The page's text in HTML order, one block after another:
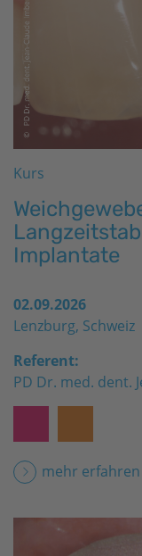
Kurs
Implantate
02.09.2026
Lenzburg, Schweiz
Referent:
PD Dr. med. dent.
mehr erfahren